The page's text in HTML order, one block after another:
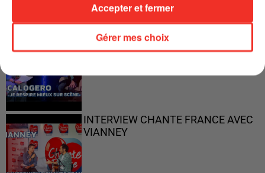
"JE RESPIRE MIEUX SUR SCÈNE" -
CALOGERO
INTERVIEW CHANTE FRANCE AVEC
VIANNEY
Gérer mes choix
Accepter et fermer